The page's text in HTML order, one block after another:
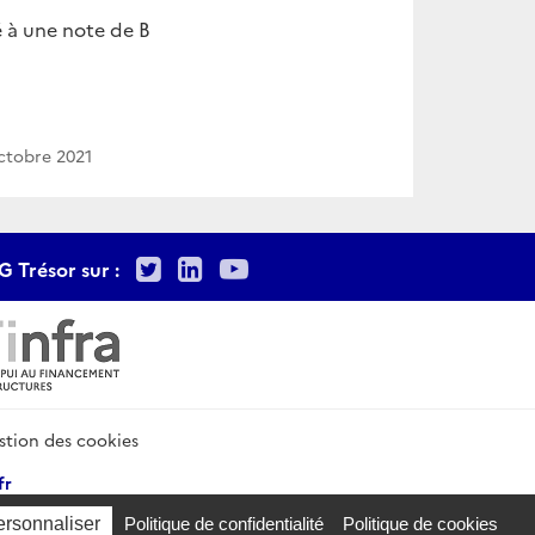
à une note de B
2021
Trésor sur : TwitterLinkedIn
Youtube
des cookies
Politique de confidentialité Politique de cookies